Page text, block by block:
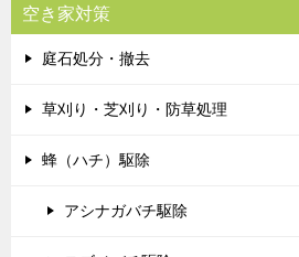
空き家対策
庭石処分・撤去
草刈り・芝刈り・防草処理
蜂（ハチ）駆除
アシナガバチ駆除